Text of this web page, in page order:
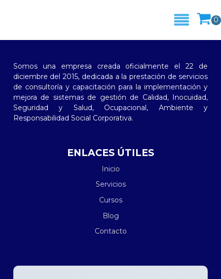
Somos una empresa creada oficialmente el 22 de
diciembre del 2015, dedicada a la prestación de servicios
de consultoría y capacitación para la implementación y
mejora de sistemas de gestión de Calidad, Inocuidad,
Seguridad y Salud, Ocupacional, Ambiente y
Responsabilidad Social Corporativa.
ENLACES ÚTILES
Inicio
Servicios
Cursos
Blog
Contacto